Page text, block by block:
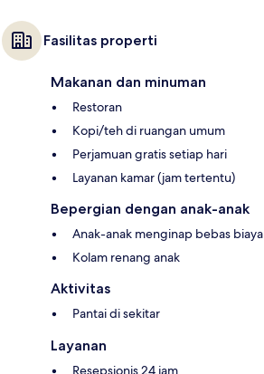
Fasilitas properti
Makanan dan minuman
Restoran
Kopi/teh di ruangan umum
Perjamuan gratis setiap hari
Layanan kamar (jam tertentu)
Bepergian dengan anak-anak
Anak-anak menginap bebas biaya
Kolam renang anak
Aktivitas
Pantai di sekitar
Layanan
Resepsionis 24 jam